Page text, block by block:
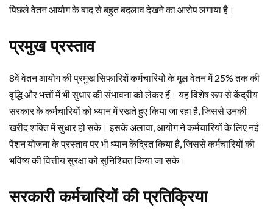
पिछले वेतन आयोग के बाद से बहुत बदलाव देखने का आरोप लगाया है।
प्रमुख प्रस्ताव
8वें वेतन आयोग की प्रमुख सिफारिशें कर्मचारियों के मूल वेतन में 25% तक की
वृद्धि और भत्तों में भी सुधार की संभावना को लेकर हैं। यह विशेष रूप से केंद्रीय
सरकार के कर्मचारियों को ध्यान में रखते हुए किया जा रहा है, जिससे उनकी
खरीद शक्ति में सुधार हो सके। इसके अलावा, आयोग ने कर्मचारियों के लिए नई
पेंशन योजना के प्रस्ताव पर भी ध्यान केंद्रित किया है, जिससे कर्मचारियों की
भविष्य की वित्तीय सुरक्षा को सुनिश्चित किया जा सके।
सरकारी कर्मचारियों की प्रतिक्रिया